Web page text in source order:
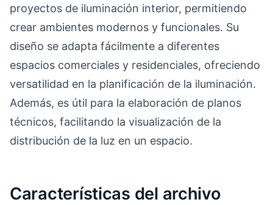
proyectos de iluminación interior, permitiendo
crear ambientes modernos y funcionales. Su
diseño se adapta fácilmente a diferentes
espacios comerciales y residenciales, ofreciendo
versatilidad en la planificación de la iluminación.
Además, es útil para la elaboración de planos
técnicos, facilitando la visualización de la
distribución de la luz en un espacio.
Características del archivo